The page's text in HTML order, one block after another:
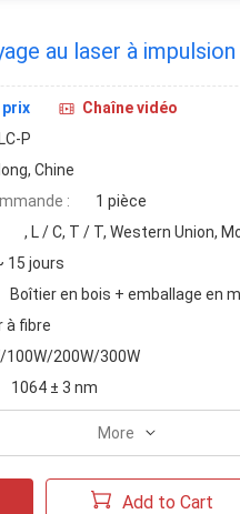
au laser à
prix
Chaîne vidéo
P
Chine
:
1 pièce
, L / C, T / T, Western Union,
15 jours
Boîtier en bois + emballage en
à fibre
100W/200W/300W
1064 ± 3 nm
More
Add to Cart